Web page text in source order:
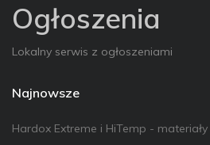
Ogłoszenia
Lokalny serwis z ogłoszeniami
Najnowsze
Hardox Extreme i HiTemp -